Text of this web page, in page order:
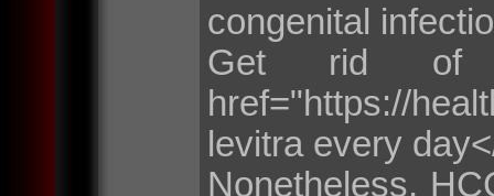
congenital
Get rid of
href="https://
levitra every
Nonetheless,